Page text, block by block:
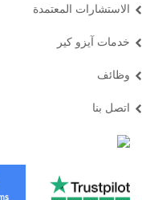
الاستشارات المعتمدة
خدمات آيزو كير
وظائف
اتصل بنا